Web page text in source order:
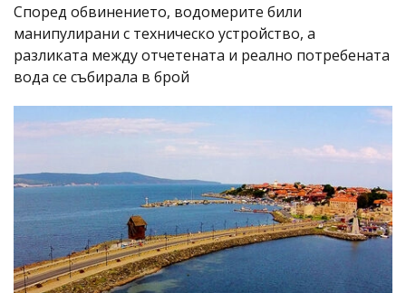
Според обвинението, водомерите били
манипулирани с техническо устройство, а
разликата между отчетената и реално потребената
вода се събирала в брой